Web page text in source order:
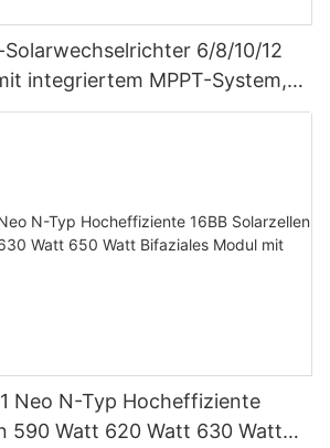
6/8/10/12
integriertem MPPT-System,
von bis zu 9
Neo N-Typ Hocheffiziente
590 Watt 620 Watt 630 Watt